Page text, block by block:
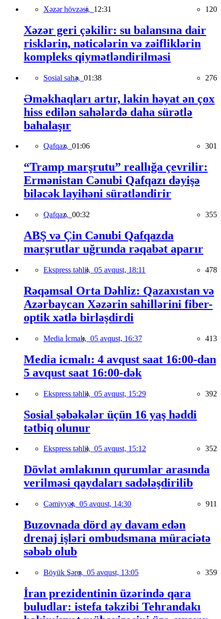
Xəzər hövzəsi, 12:31 120
Xəzər geri çəkilir: su balansına dair
risklərin, nəticələrin və zəifliklərin
kompleks qiymətləndirilməsi
Sosial sahə, 01:38 276
Əməkhaqları artır, lakin həyat ən çox
hiss edilən sahələrdə daha sürətlə
bahalaşır
Qafqaz, 01:06 301
“Tramp marşrutu” reallığa çevrilir:
Ermənistan Cənubi Qafqazı dəyişə
biləcək layihəni sürətləndirir
Qafqaz, 00:32 355
ABŞ və Çin Cənubi Qafqazda
marşrutlar uğrunda rəqabət aparır
Ekspress təhlil, 05 avqust, 18:11 478
Rəqəmsal Orta Dəhliz: Qazaxıstan və
Azərbaycan Xəzərin sahillərini fiber-
optik xətlə birləşdirdi
Media İcmalı, 05 avqust, 16:37 413
Media icmalı: 4 avqust saat 16:00-dan
5 avqust saat 16:00-dək
Ekspress təhlil, 05 avqust, 15:29 392
Sosial şəbəkələr üçün 16 yaş həddi
tətbiq olunur
Ekspress təhlil, 05 avqust, 15:12 352
Dövlət əmlakının qurumlar arasında
verilməsi qaydaları sadələşdirilib
Cəmiyyət, 05 avqust, 14:30 911
Buzovnada dörd ay davam edən
drenaj işləri ombudsmana müraciətə
səbəb olub
Böyük Şərq, 05 avqust, 13:05 359
İran prezidentinin üzərində qara
buludlar: istefa təkzibi Tehrandakı